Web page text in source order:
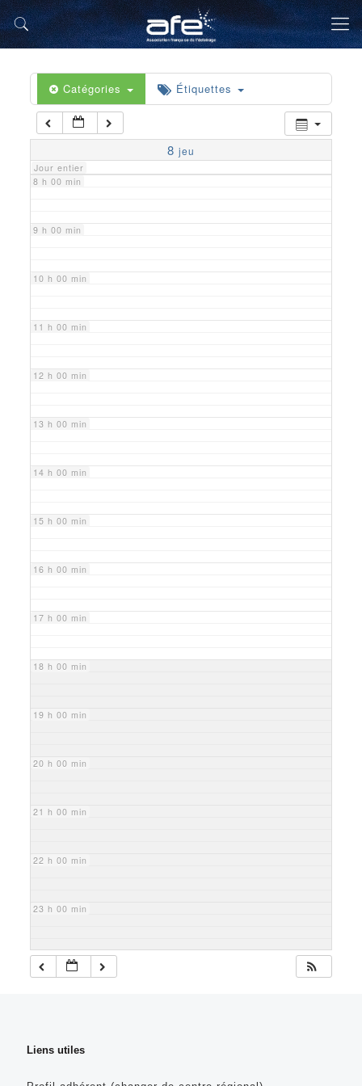
Catégories Étiquettes
8 jeu
Jour entier
5 h 00 min
6 h 00 min
7 h 00 min
8 h 00 min
9 h 00 min
10 h 00 min
11 h 00 min
12 h 00 min
13 h 00 min
14 h 00 min
15 h 00 min
16 h 00 min
17 h 00 min
18 h 00 min
19 h 00 min
20 h 00 min
21 h 00 min
22 h 00 min
23 h 00 min
Liens utiles